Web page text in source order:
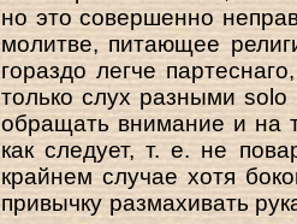
но это совершенно
молитве, питающее
гораздо легче
только слух разными solo
обращать внимание и на
как следует, т. е. не
крайнем случае хотя
привычку размахивать